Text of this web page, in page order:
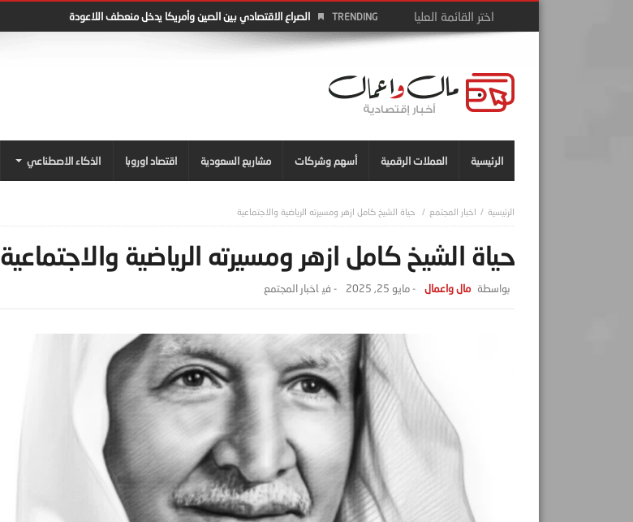
TRENDING الصراع الاقتصادي بين الصين وأمريكا يدخل منعطف اللاعودة
الرئيسية العملات الرقمية أسهم وشركات مشاريع السعودية اقتصاد اوروبا الذكاء الاصطناعي
اخبار المجتمع حياة الشيخ كامل ازهر ومسيرته الرياضية والاجتماعية
حياة الشيخ كامل ازهر ومسيرته الرياضية والاجتماعية
مال واعمال - مايو 25, 2025 - ‎في اخبار المجتمع